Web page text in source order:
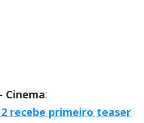
Cinema:
recebe primeiro teaser